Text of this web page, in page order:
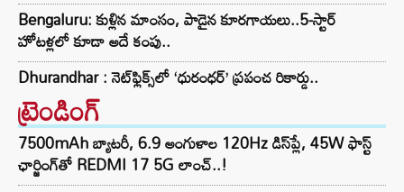
Bengaluru: కుళ్లిన మాంసం, పాడైన కూరగాయలు..5-స్టార్
హోటళ్లలో కూడా అదే కంపు..
Dhurandhar : నెట్‌ఫ్లిక్స్‌లో ‘ధురంధర్’ ప్రపంచ రికార్డు..
ట్రెండింగ్‌
7500mAh బ్యాటరీ, 6.9 అంగుళాల 120Hz డిస్‌ప్లే, 45W ఫాస్ట్
ఛార్జింగ్‌తో REDMI 17 5G లాంచ్..!